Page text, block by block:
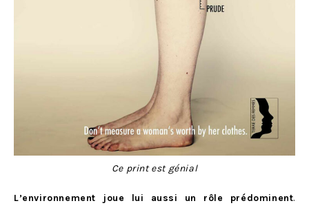
Ce print est génial
L’environnement joue lui aussi un rôle prédominent.